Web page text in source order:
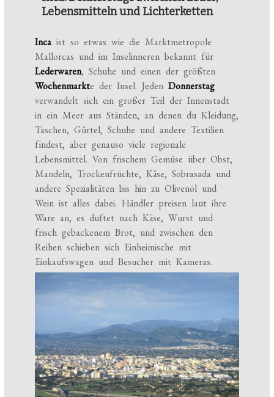
Lebensmitteln und Lichterketten
Incaist so etwas wie die Marktmetropole
Mallorcas und im Inselinneren bekannt für
Lederwaren, Schuhe und einen der größten
Wochenmarkte der Insel. JedenDonnerstag
verwandelt sich ein großer Teil der Innenstadt
in ein Meer aus Ständen, an denen du Kleidung,
Taschen, Gürtel, Schuhe und andere Textilien
findest, aber genauso viele regionale
Lebensmittel. Von frischem Gemüse über Obst,
Mandeln, Trockenfrüchte, Käse, Sobrasada und
andere Spezialitäten bis hin zu Olivenöl und
Wein ist alles dabei. Händler preisen laut ihre
Ware an, es duftet nach Käse, Wurst und
frisch gebackenem Brot, und zwischen den
Reihen schieben sich Einheimische mit
Einkaufswagen und Besucher mit Kameras.